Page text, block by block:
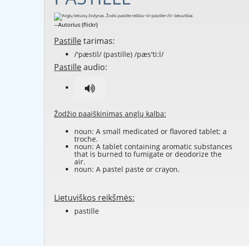
--Autorius (flickr)
Pastilletarimas:
/'pæstil/ (pastille) /pæs'ti:l/
Pastilleaudio:
Žodžio paaiškinimas anglų kalba:
noun: A small medicated or flavored tablet; a
troche.
noun: A tablet containing aromatic substances
that is burned to fumigate or deodorize the
air.
noun: A pastel paste or crayon.
Lietuviškos reikšmės:
pastille